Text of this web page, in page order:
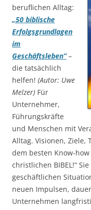
beruflichen Alltag:
„50 biblische
Erfolgsgrundlagen
im
Geschäftsleben“–
die tatsächlich
helfen! (Autor: Uwe
Melzer) Für
Unternehmer,
Führungskräfte
und Menschen mit
Alltag. Visionen, Ziele,
dem besten Know-
christlichen BIBEL!“
geschäftlichen
neuen Impulsen,
Unternehmen